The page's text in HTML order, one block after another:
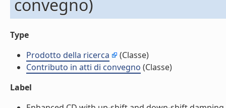
convegno)
Type
Prodotto della ricerca
(Classe)
Contributo in atti di convegno (Classe)
Label